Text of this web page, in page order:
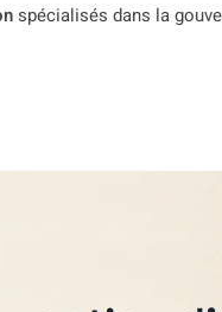
spécialisés dans la